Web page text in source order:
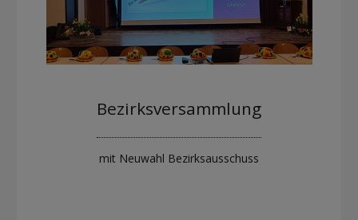
Bezirksversammlung
mit Neuwahl Bezirksausschuss